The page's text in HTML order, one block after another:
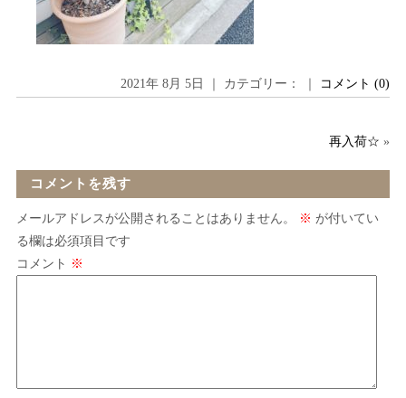
2021年 8月 5日 ｜ カテゴリー： ｜ コメント (0)
再入荷☆ »
コメントを残す
メールアドレスが公開されることはありません。 ※ が付いてい
る欄は必須項目です
コメント ※